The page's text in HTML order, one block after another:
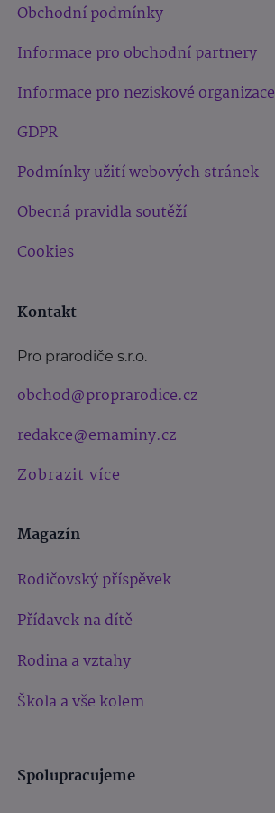
Obchodní podmínky
Informace pro obchodní partnery
Informace pro neziskové organizace
GDPR
Podmínky užití webových stránek
Obecná pravidla soutěží
Cookies
Kontakt
Pro prarodiče s.r.o.
obchod@proprarodice.cz
redakce@emaminy.cz
Zobrazit více
Magazín
Rodičovský příspěvek
Přídavek na dítě
Rodina a vztahy
Škola a vše kolem
Spolupracujeme